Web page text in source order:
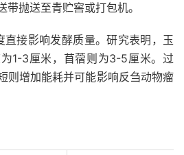
抛送至青贮窖或打包机。
直接影响发酵质量。研究表明，玉
1-3厘米，苜蓿则为3-5厘米。过
则增加能耗并可能影响反刍动物瘤